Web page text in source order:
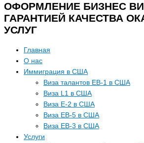
ОФОРМЛЕНИЕ БИЗНЕС
ГАРАНТИЕЙ КАЧЕСТВА
УСЛУГ
Главная
О нас
Иммиграция в США
Виза талантов EB-1 в США
Виза L1 в США
Виза E-2 в США
Виза EB-5 в США
Виза EB-3 в США
Услуги